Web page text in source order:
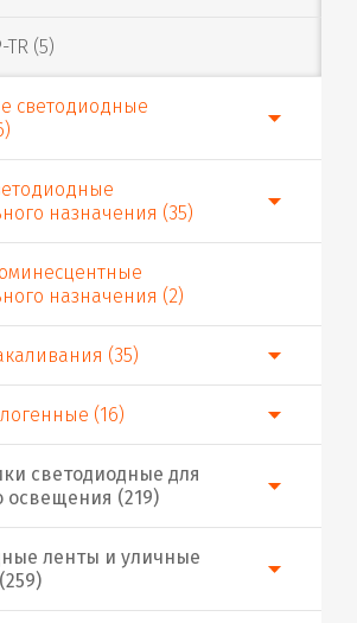
TR (5)
светодиодные
назначения (35)
назначения (2)
(35)
(16)
ленты и уличные
светодиодные для
освещения (219)